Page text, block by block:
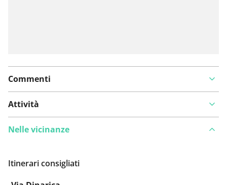
Commenti
Attività
Nelle vicinanze
Itinerari consigliati